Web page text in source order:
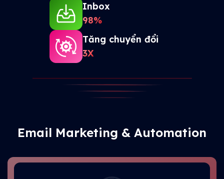
Inbox
98%
Tăng chuyển đổi
3X
Email Marketing & Automation